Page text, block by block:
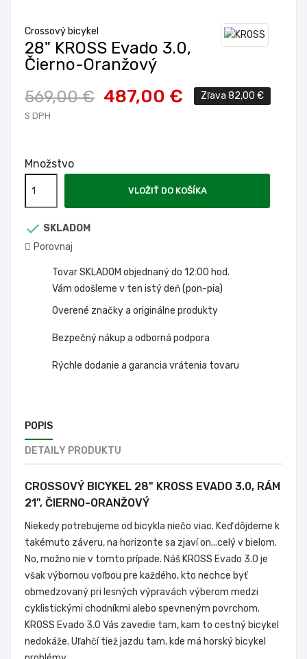
Crossový bicykel
28" KROSS Evado 3.0,
Čierno-Oranžový
569,00 € 487,00 € Zľava 82,00 €
S DPH
Množstvo
VLOŽIŤ DO KOŠÍKA
 SKLADOM
Porovnaj
Tovar SKLADOM objednaný do 12:00 hod.
Vám odošleme v ten istý deň (pon-pia)
Overené značky a originálne produkty
Bezpečný nákup a odborná podpora
Rýchle dodanie a garancia vrátenia tovaru
POPIS
DETAILY PRODUKTU
CROSSOVÝ BICYKEL 28" KROSS EVADO 3.0, RÁM
21", ČIERNO-ORANŽOVÝ
Niekedy potrebujeme od bicykla niečo viac. Keď dôjdeme k
takémuto záveru, na horizonte sa zjaví on...celý v bielom.
No, možno nie v tomto prípade. Náš KROSS Evado 3.0 je
však výbornou voľbou pre každého, kto nechce byť
obmedzovaný pri lesných výpravách výberom medzi
cyklistickými chodníkmi alebo spevneným povrchom.
KROSS Evado 3.0 Vás zavedie tam, kam to cestný bicykel
nedokáže. Uľahčí tiež jazdu tam, kde má horský bicykel